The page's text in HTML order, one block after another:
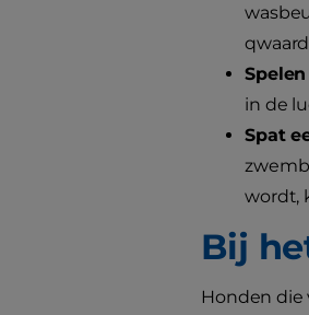
in de
Spat
wordt,
Bij
Honden die